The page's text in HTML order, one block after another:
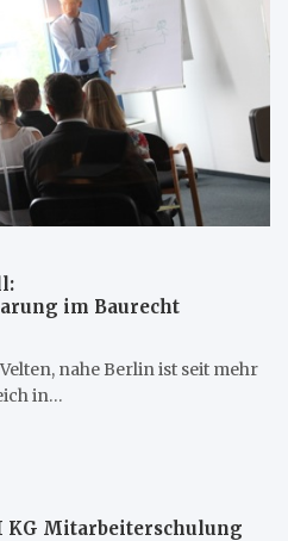
im Baurecht
nahe Berlin ist seit mehr
in…
KG Mitarbeiterschulung